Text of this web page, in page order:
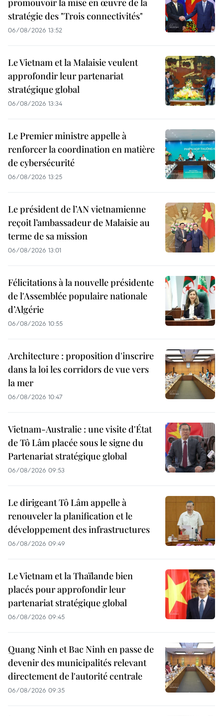
promouvoir la mise en œuvre de la
stratégie des "Trois connectivités"
06/08/2026 13:52
Le Vietnam et la Malaisie veulent
approfondir leur partenariat
stratégique global
06/08/2026 13:34
Le Premier ministre appelle à
renforcer la coordination en matière
de cybersécurité
06/08/2026 13:25
Le président de l’AN vietnamienne
reçoit l’ambassadeur de Malaisie au
terme de sa mission
06/08/2026 13:01
Félicitations à la nouvelle présidente
de l'Assemblée populaire nationale
d’Algérie
06/08/2026 10:55
Architecture : proposition d'inscrire
dans la loi les corridors de vue vers
la mer
06/08/2026 10:47
Vietnam-Australie : une visite d'État
de Tô Lâm placée sous le signe du
Partenariat stratégique global
06/08/2026 09:53
Le dirigeant Tô Lâm appelle à
renouveler la planification et le
développement des infrastructures
06/08/2026 09:49
Le Vietnam et la Thaïlande bien
placés pour approfondir leur
partenariat stratégique global
06/08/2026 09:45
Quang Ninh et Bac Ninh en passe de
devenir des municipalités relevant
directement de l'autorité centrale
06/08/2026 09:35